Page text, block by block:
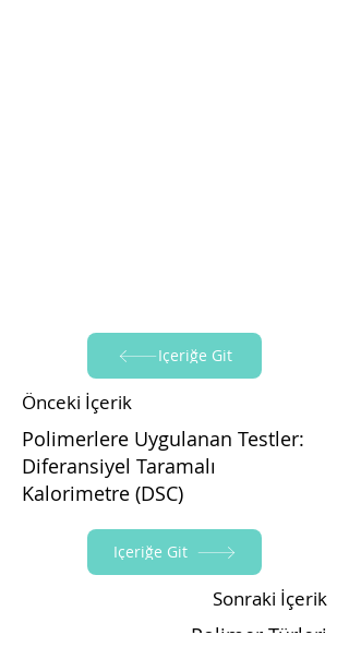
İçeriğe Git
Önceki İçerik
Polimerlere Uygulanan Testler:
Diferansiyel Taramalı
Kalorimetre (DSC)
İçeriğe Git
Sonraki İçerik
Polimer Türleri